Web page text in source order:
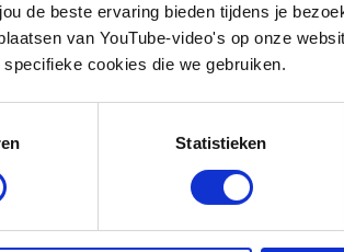
de beste ervaring bieden tijdens je
van YouTube-video's op onze
cookies die we gebruiken.
Statistieken
en regiomanager Noord-
combineer ik mijn ruime ervaring
met een actieve rol als